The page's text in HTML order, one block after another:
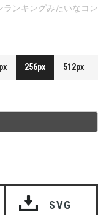
ンキングみたいなコン
256px 512px
SVG